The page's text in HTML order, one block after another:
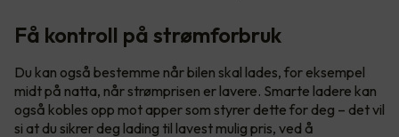
Få kontroll på strømforbruk
Du kan også bestemme når bilen skal lades, for eksempel
midt på natta, når strømprisen er lavere. Smarte ladere kan
også kobles opp mot apper som styrer dette for deg – det vil
si at du sikrer deg lading til lavest mulig pris, ved å